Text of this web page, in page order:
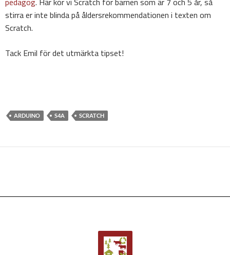
stirra er inte blinda på åldersrekommendationen i texten om
Scratch.
Tack Emil för det utmärkta tipset!
ARDUINO S4A SCRATCH